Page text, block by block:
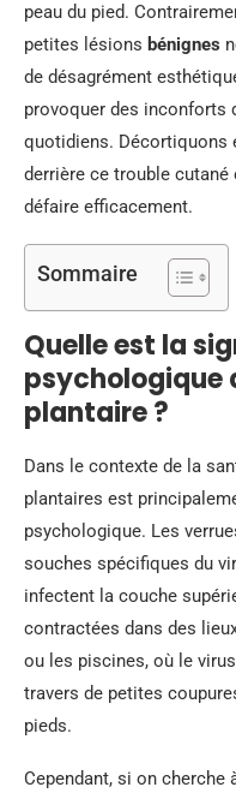
peau du pied.
petites lésions bénignes
de désagrément
provoquer des inconforts
quotidiens. Décortiquons
derrière ce trouble cutané
défaire efficacement.
Sommaire
Quelle est la
psychologique
plantaire ?
Dans le contexte de la
plantaires est
psychologique. Les
souches spécifiques du
infectent la couche
contractées dans des
ou les piscines, où le
travers de petites
pieds.
Cependant, si on cherche